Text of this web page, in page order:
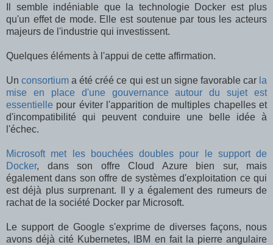
Il semble indéniable que la technologie Docker est plus
qu'un effet de mode. Elle est soutenue par tous les acteurs
majeurs de l'industrie qui investissent.
Quelques éléments à l'appui de cette affirmation.
Unconsortiuma été créé ce qui est un signe favorable car la
mise en place d'une gouvernance autour du sujet est
essentielle pour éviter l'apparition de multiples chapelles et
d'incompatibilité qui peuvent conduire une belle idée à
l'échec.
Microsoft met les bouchées doubles pour le support de
Docker, dans son offre Cloud Azure bien sur, mais
également dans son offre de systèmes d'exploitation ce qui
est déjà plus surprenant. Il y a également des rumeurs de
rachat de la société Docker par Microsoft.
Le support de Google s'exprime de diverses façons, nous
avons déjà cité Kubernetes, IBM en fait la pierre angulaire